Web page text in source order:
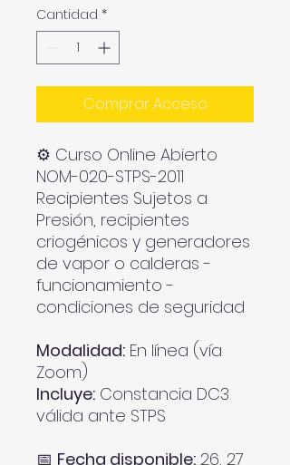
Cantidad *
Comprar Acceso
⚙️ Curso Online Abierto
NOM-020-STPS-2011
Recipientes Sujetos a
Presión, recipientes
criogénicos y generadores
de vapor o calderas -
funcionamiento -
condiciones de seguridad
Modalidad: En línea (vía
Zoom)
Incluye: Constancia DC3
válida ante STPS
📅 Fecha disponible: 26, 27